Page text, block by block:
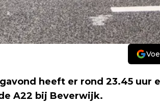
heeft er rond 23.45 uur
A22 bij Beverwijk.